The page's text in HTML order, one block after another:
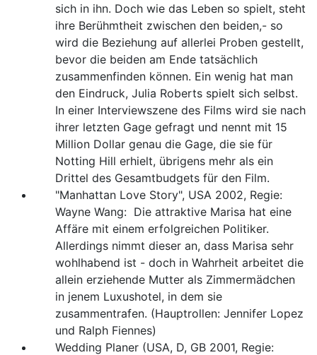
sich in ihn. Doch wie das Leben so spielt, steht
ihre Berühmtheit zwischen den beiden,- so
wird die Beziehung auf allerlei Proben gestellt,
bevor die beiden am Ende tatsächlich
zusammenfinden können. Ein wenig hat man
den Eindruck, Julia Roberts spielt sich selbst.
In einer Interviewszene des Films wird sie nach
ihrer letzten Gage gefragt und nennt mit 15
Million Dollar genau die Gage, die sie für
Notting Hill erhielt, übrigens mehr als ein
Drittel des Gesamtbudgets für den Film.
"Manhattan Love Story", USA 2002, Regie:
Wayne Wang: Die attraktive Marisa hat eine
Affäre mit einem erfolgreichen Politiker.
Allerdings nimmt dieser an, dass Marisa sehr
wohlhabend ist - doch in Wahrheit arbeitet die
allein erziehende Mutter als Zimmermädchen
in jenem Luxushotel, in dem sie
zusammentrafen. (Hauptrollen: Jennifer Lopez
und Ralph Fiennes)
Wedding Planer (USA, D, GB 2001, Regie: